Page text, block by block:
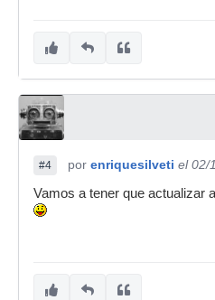
#4 por enriquesilveti el 02/
Vamos a tener que actualizar